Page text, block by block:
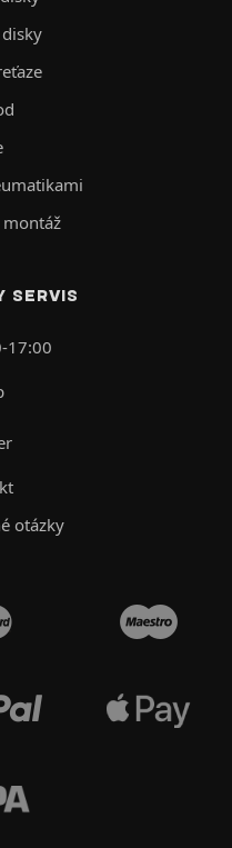
SERVIS
17:00
otázky